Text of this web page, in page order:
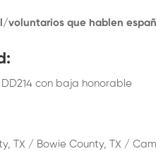
voluntarios que hablen
:
con baja honorable
TX / Bowie County, TX /